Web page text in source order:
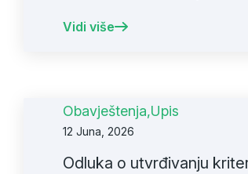
Vidi više
Obavještenja,Upis
12 Juna, 2026
Odluka o utvrđivanju